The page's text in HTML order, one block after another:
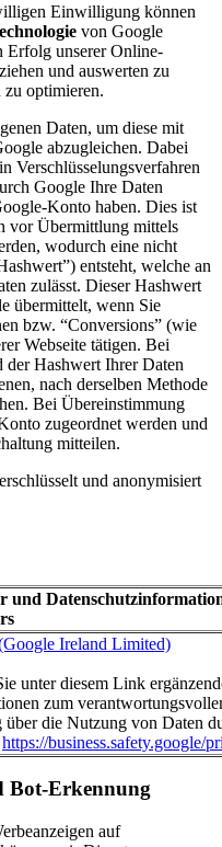
Einwilligung können
von Google
Erfolg unserer Online-
und auswerten zu
zu optimieren.
Daten, um diese mit
abzugleichen. Dabei
Verschlüsselungsverfahren
Google Ihre Daten
Konto haben. Dies ist
vor Übermittlung mittels
wodurch eine nicht
entsteht, welche an
zulässt. Dieser Hashwert
übermittelt, wenn Sie
bzw. “Conversions” (wie
Webseite tätigen. Bei
Hashwert Ihrer Daten
nach derselben Methode
Bei Übereinstimmung
zugeordnet werden und
mitteilen.
und anonymisiert
und
Ireland Limited)
unter diesem Link
zum
über die Nutzung von Daten
https://business.safety.google/
Bot-Erkennung
auf